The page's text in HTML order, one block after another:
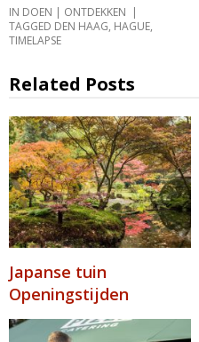
IN DOEN | ONTDEKKEN
TAGGED DEN HAAG, HAGUE,
TIMELAPSE
Related Posts
Japanse tuin
Openingstijden